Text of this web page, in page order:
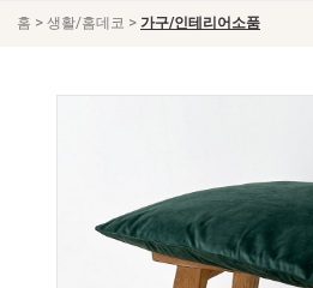
홈 > 생활/홈데코 > 가구/인테리어소품